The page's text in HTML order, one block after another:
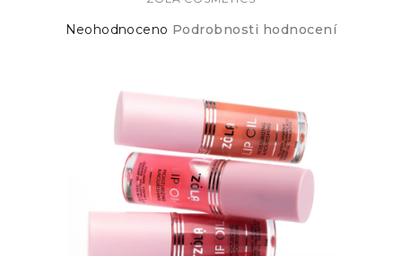
Průměrné
hvězdiček.
Neohodnoceno Podrobnosti hodnocení